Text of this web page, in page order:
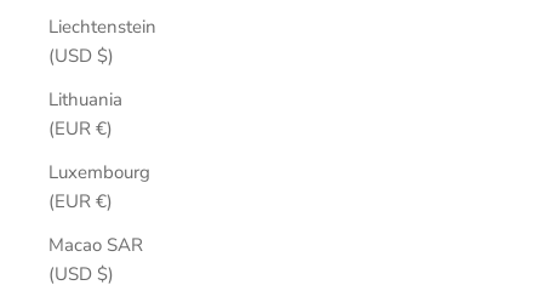
Liechtenstein
(USD $)
Lithuania
(EUR €)
Luxembourg
(EUR €)
Macao SAR
(USD $)